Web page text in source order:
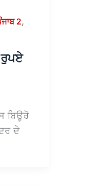
2,
ਬਿਊਰੋ
ਦੇ